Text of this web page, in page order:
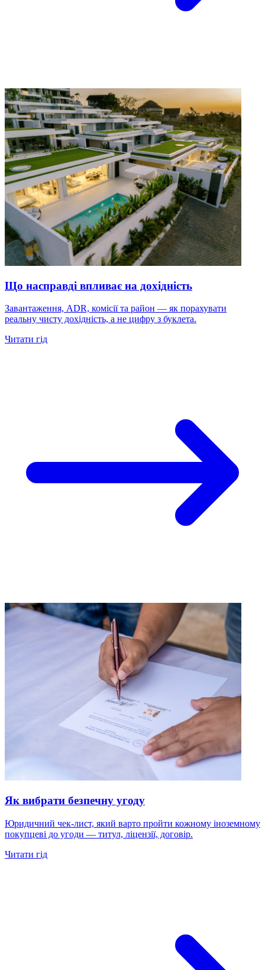
Що насправді впливає на дохідність
Завантаження, ADR, комісії та район — як порахувати
реальну чисту дохідність, а не цифру з буклета.
Читати гід
Як вибрати безпечну угоду
Юридичний чек-лист, який варто пройти кожному іноземному
покупцеві до угоди — титул, ліцензії, договір.
Читати гід